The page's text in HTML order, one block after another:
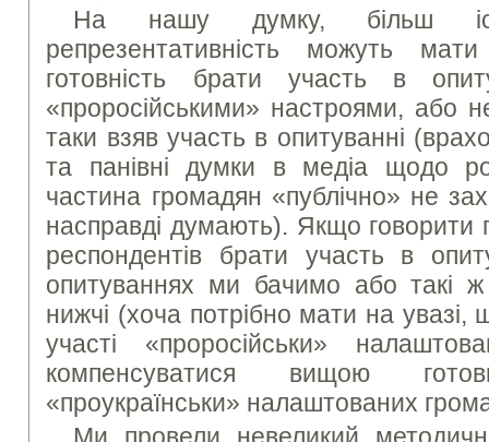
На нашу думку, більш
репрезентативність можуть
готовність брати участь в
«проросійськими» настроями, або
таки взяв участь в опитуванні
та панівні думки в медіа щодо
частина громадян «публічно» не
насправді думають). Якщо говорити
респондентів брати участь в
опитуваннях ми бачимо або такі
нижчі (хоча потрібно мати на увазі,
участі «проросійськи»
компенсуватися вищою
«проукраїнськи» налаштованих
Ми провели невеликий